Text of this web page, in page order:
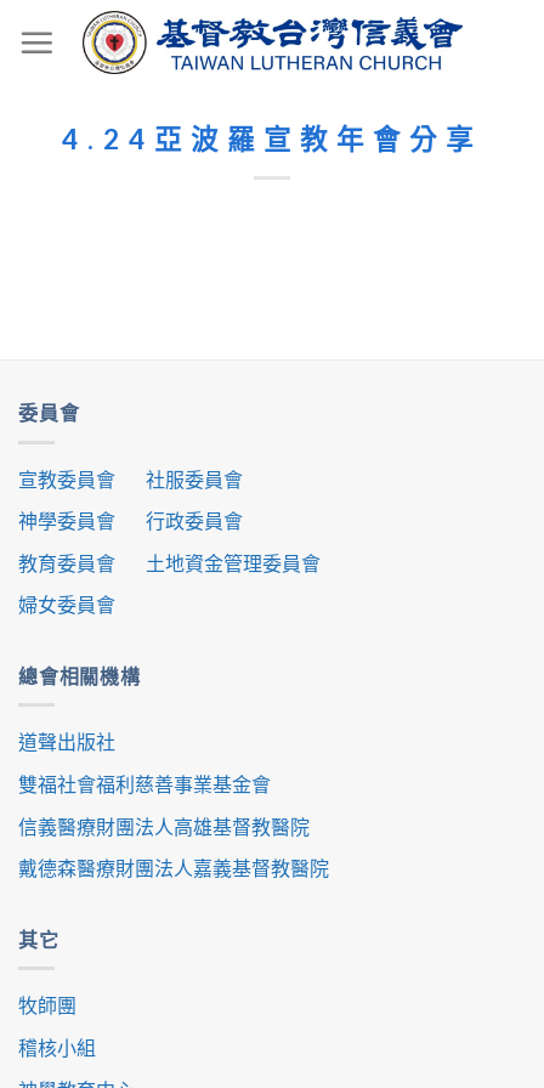
4.24亞波羅宣教年會分享
委員會
宣教委員會
神學委員會
教育委員會
婦女委員會
社服委員會
行政委員會
土地資金管理委員會
總會相關機構
道聲出版社
雙福社會福利慈善事業基金會
信義醫療財團法人高雄基督教醫院
戴德森醫療財團法人嘉義基督教醫院
其它
牧師團
稽核小組